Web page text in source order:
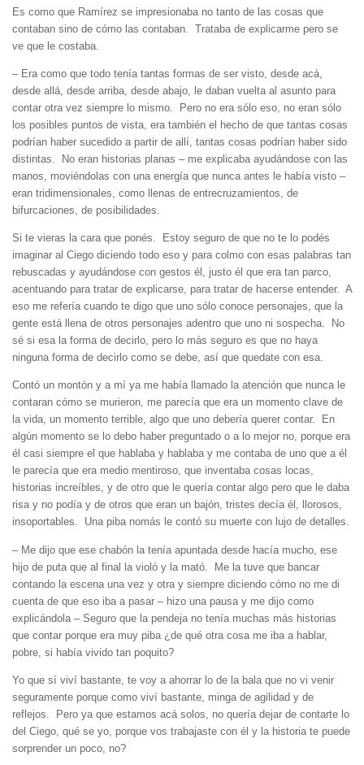
Es como que Ramírez se impresionaba no tanto de las cosas que
contaban sino de cómo las contaban. Trataba de explicarme pero se
ve que le costaba.
– Era como que todo tenía tantas formas de ser visto, desde acá,
desde allá, desde arriba, desde abajo, le daban vuelta al asunto para
contar otra vez siempre lo mismo. Pero no era sólo eso, no eran sólo
los posibles puntos de vista, era también el hecho de que tantas cosas
podrían haber sucedido a partir de allí, tantas cosas podrían haber sido
distintas. No eran historias planas – me explicaba ayudándose con las
manos, moviéndolas con una energía que nunca antes le había visto –
eran tridimensionales, como llenas de entrecruzamientos, de
bifurcaciones, de posibilidades.
Si te vieras la cara que ponés. Estoy seguro de que no te lo podés
imaginar al Ciego diciendo todo eso y para colmo con esas palabras tan
rebuscadas y ayudándose con gestos él, justo él que era tan parco,
acentuando para tratar de explicarse, para tratar de hacerse entender. A
eso me refería cuando te digo que uno sólo conoce personajes, que la
gente está llena de otros personajes adentro que uno ni sospecha. No
sé si esa la forma de decirlo, pero lo más seguro es que no haya
ninguna forma de decirlo como se debe, así que quedate con esa.
Contó un montón y a mí ya me había llamado la atención que nunca le
contaran cómo se murieron, me parecía que era un momento clave de
la vida, un momento terrible, algo que uno debería querer contar. En
algún momento se lo debo haber preguntado o a lo mejor no, porque era
él casi siempre el que hablaba y hablaba y me contaba de uno que a él
le parecía que era medio mentiroso, que inventaba cosas locas,
historias increíbles, y de otro que le quería contar algo pero que le daba
risa y no podía y de otros que eran un bajón, tristes decía él, llorosos,
insoportables. Una piba nomás le contó su muerte con lujo de detalles.
– Me dijo que ese chabón la tenía apuntada desde hacía mucho, ese
hijo de puta que al final la violó y la mató. Me la tuve que bancar
contando la escena una vez y otra y siempre diciendo cómo no me di
cuenta de que eso iba a pasar – hizo una pausa y me dijo como
explicándola – Seguro que la pendeja no tenía muchas más historias
que contar porque era muy piba ¿de qué otra cosa me iba a hablar,
pobre, si había vivido tan poquito?
Yo que sí viví bastante, te voy a ahorrar lo de la bala que no vi venir
seguramente porque como viví bastante, minga de agilidad y de
reflejos. Pero ya que estamos acá solos, no quería dejar de contarte lo
del Ciego, qué se yo, porque vos trabajaste con él y la historia te puede
sorprender un poco, no?